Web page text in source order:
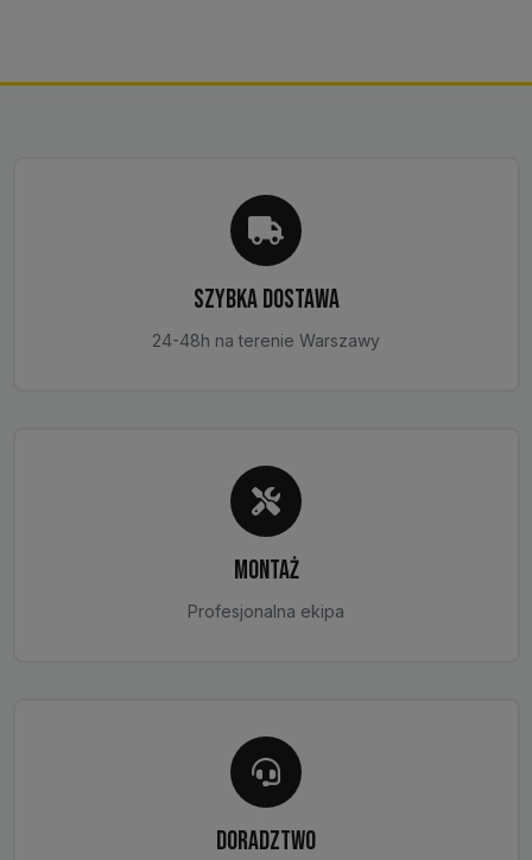
SZYBKA DOSTAWA
24-48h na terenie Warszawy
MONTAŻ
Profesjonalna ekipa
DORADZTWO